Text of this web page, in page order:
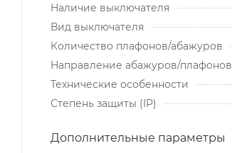
Наличие выключателя
Вид выключателя
Количество плафонов/абажуров
Направление абажуров/плафонов
Технические особенности
Степень защиты (IP)
Дополнительные параметры